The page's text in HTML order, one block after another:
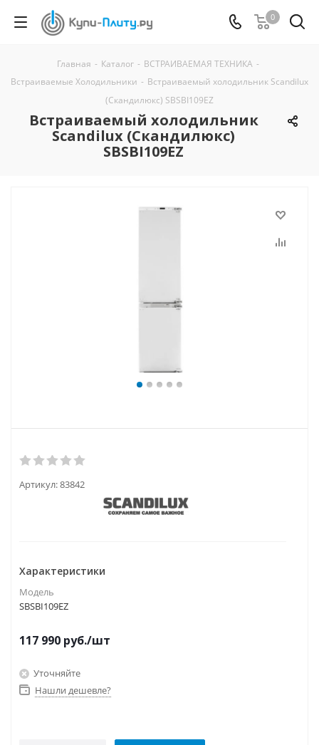
0
Главная - Каталог - ВСТРАИВАЕМАЯ ТЕХНИКА -
Встраиваемые Холодильники - Встраиваемый холодильник Scandilux
(Скандилюкс) SBSBI109EZ
Встраиваемый холодильник
Scandilux (Скандилюкс)
SBSBI109EZ
Артикул:83842
Характеристики
Модель
SBSBI109EZ
117 990 руб./шт
Уточняйте
Нашли дешевле?